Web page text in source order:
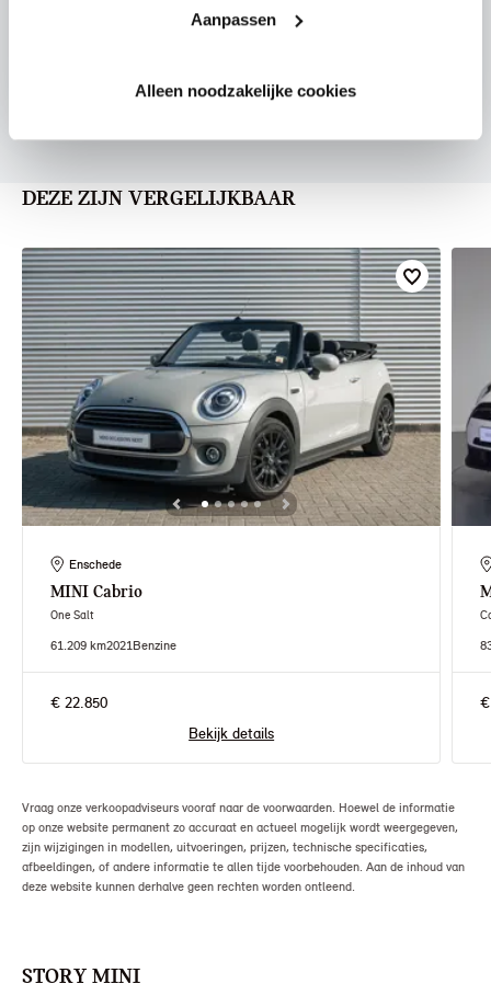
Aanpassen
Alleen noodzakelijke cookies
We verrekenen de waarde van uw auto
DEZE ZIJN VERGELIJKBAAR
Enschede
MINI Cabrio
One Salt
61.209 km2021 Benzine
€ 22.850
Bekijk details
Vraag onze verkoopadviseurs vooraf naar de voorwaarden. Hoewel de informatie
op onze website permanent zo accuraat en actueel mogelijk wordt weergegeven,
zijn wijzigingen in modellen, uitvoeringen, prijzen, technische specificaties,
afbeeldingen, of andere informatie te allen tijde voorbehouden. Aan de inhoud van
deze website kunnen derhalve geen rechten worden ontleend.
STORY MINI